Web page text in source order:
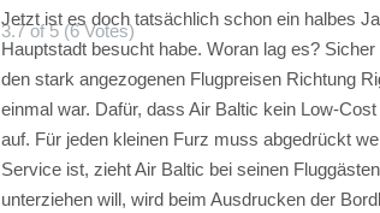
3.7 of 5 (6 Votes)
Jetzt ist es doch tatsächlich schon ein halbes
Hauptstadt besucht habe. Woran lag es?
den stark angezogenen Flugpreisen Richtung
einmal war. Dafür, dass Air Baltic kein Low-Cost
auf. Für jeden kleinen Furz muss abgedrückt
Service ist, zieht Air Baltic bei seinen
unterziehen will, wird beim Ausdrucken der